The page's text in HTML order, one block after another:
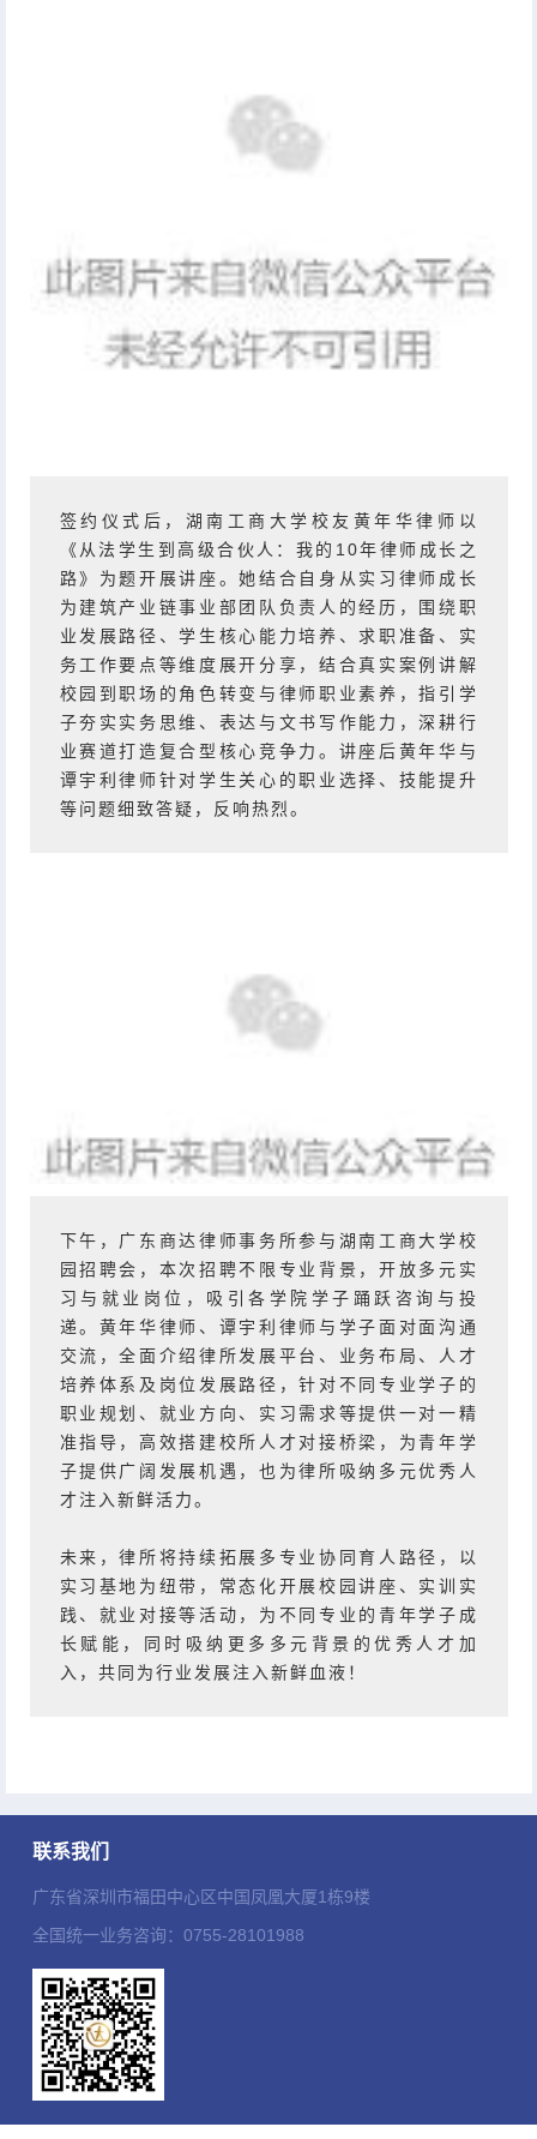
签约仪式后，湖南工商大学校友黄年华律师以
《从法学生到高级合伙人：我的10年律师成长之
路》为题开展讲座。她结合自身从实习律师成长
为建筑产业链事业部团队负责人的经历，围绕职
业发展路径、学生核心能力培养、求职准备、实
务工作要点等维度展开分享，结合真实案例讲解
校园到职场的角色转变与律师职业素养，指引学
子夯实实务思维、表达与文书写作能力，深耕行
业赛道打造复合型核心竞争力。讲座后黄年华与
谭宇利律师针对学生关心的职业选择、技能提升
等问题细致答疑，反响热烈。
下午，广东商达律师事务所参与湖南工商大学校
园招聘会，本次招聘不限专业背景，开放多元实
习与就业岗位，吸引各学院学子踊跃咨询与投
递。黄年华律师、谭宇利律师与学子面对面沟通
交流，全面介绍律所发展平台、业务布局、人才
培养体系及岗位发展路径，针对不同专业学子的
职业规划、就业方向、实习需求等提供一对一精
准指导，高效搭建校所人才对接桥梁，为青年学
子提供广阔发展机遇，也为律所吸纳多元优秀人
才注入新鲜活力。
未来，律所将持续拓展多专业协同育人路径，以
实习基地为纽带，常态化开展校园讲座、实训实
践、就业对接等活动，为不同专业的青年学子成
长赋能，同时吸纳更多多元背景的优秀人才加
入，共同为行业发展注入新鲜血液！
联系我们
广东省深圳市福田中心区中国凤凰大厦1栋9楼
全国统一业务咨询：0755-28101988